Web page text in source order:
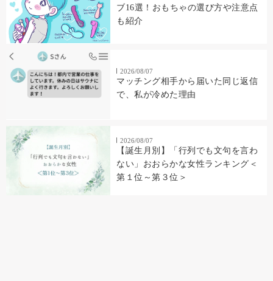
ブ16選！おもちゃの選び方や注意点
も紹介
2026/08/07
マッチング相手から届いた同じ返信
で、私が冷めた理由
2026/08/07
【誕生月別】「行列でも文句を言わ
ない」おおらかな女性ランキング＜
第１位～第３位＞